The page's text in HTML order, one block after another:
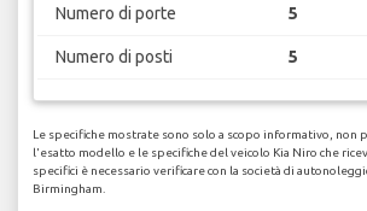
Numero di porte 5
Numero di posti 5
Le specifiche mostrate sono solo a scopo informativo, non
l'esatto modello e le specifiche del veicolo Kia Niro che
specifici è necessario verificare con la società di
Birmingham.